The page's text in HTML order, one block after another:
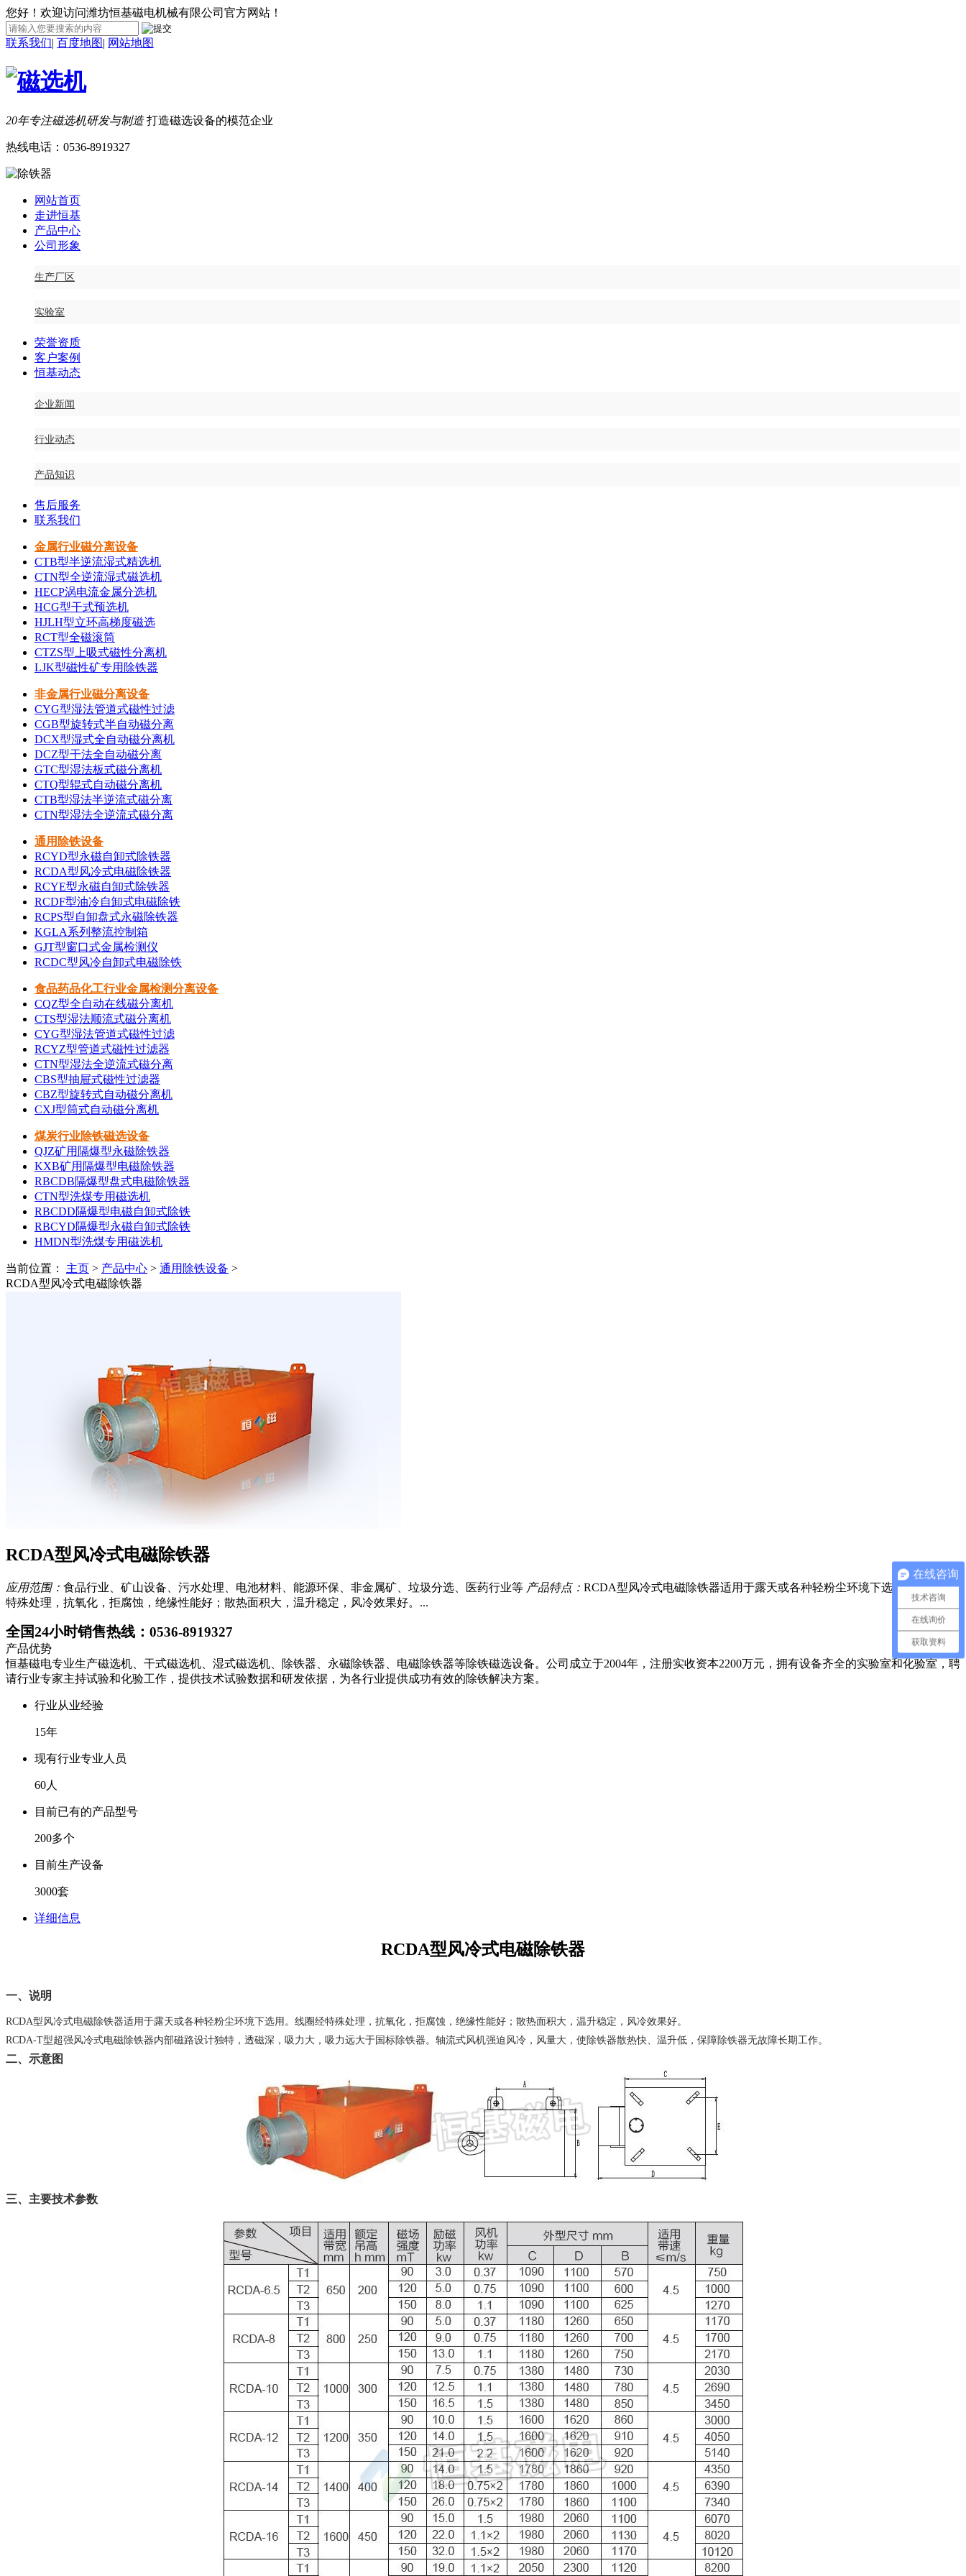
您好！欢迎访问潍坊恒基磁电机械有限公司官方网站！
联系我们| 百度地图| 网站地图
20年专注磁选机研发与制造 打造磁选设备的模范企业
热线电话： 0536-8919327
网站首页
走进恒基
产品中心
公司形象
生产厂区
实验室
荣誉资质
客户案例
恒基动态
企业新闻
行业动态
产品知识
售后服务
联系我们
金属行业磁分离设备
CTB型半逆流湿式精选机
CTN型全逆流湿式磁选机
HECP涡电流金属分选机
HCG型干式预选机
HJLH型立环高梯度磁选
RCT型全磁滚筒
CTZS型上吸式磁性分离机
LJK型磁性矿专用除铁器
非金属行业磁分离设备
CYG型湿法管道式磁性过滤
CGB型旋转式半自动磁分离
DCX型湿式全自动磁分离机
DCZ型干法全自动磁分离
GTC型湿法板式磁分离机
CTQ型辊式自动磁分离机
CTB型湿法半逆流式磁分离
CTN型湿法全逆流式磁分离
通用除铁设备
RCYD型永磁自卸式除铁器
RCDA型风冷式电磁除铁器
RCYE型永磁自卸式除铁器
RCDF型油冷自卸式电磁除铁
RCPS型自卸盘式永磁除铁器
KGLA系列整流控制箱
GJT型窗口式金属检测仪
RCDC型风冷自卸式电磁除铁
食品药品化工行业金属检测分离设备
CQZ型全自动在线磁分离机
CTS型湿法顺流式磁分离机
CYG型湿法管道式磁性过滤
RCYZ型管道式磁性过滤器
CTN型湿法全逆流式磁分离
CBS型抽屉式磁性过滤器
CBZ型旋转式自动磁分离机
CXJ型筒式自动磁分离机
煤炭行业除铁磁选设备
QJZ矿用隔爆型永磁除铁器
KXB矿用隔爆型电磁除铁器
RBCDB隔爆型盘式电磁除铁器
CTN型洗煤专用磁选机
RBCDD隔爆型电磁自卸式除铁
RBCYD隔爆型永磁自卸式除铁
HMDN型洗煤专用磁选机
当前位置： 主页 > 产品中心 > 通用除铁设备 >
RCDA型风冷式电磁除铁器
RCDA型风冷式电磁除铁器
应用范围： 食品行业、矿山设备、污水处理、电池材料、能源环保、非金属矿、垃圾分选、医药行业等 产品特点： RCDA型风冷式电磁除铁器适用于露天或各种轻粉尘环境下选用。线圈经
特殊处理，抗氧化，拒腐蚀，绝缘性能好；散热面积大，温升稳定，风冷效果好。...
全国24小时销售热线： 0536-8919327
产品优势
恒基磁电专业生产磁选机、干式磁选机、湿式磁选机、除铁器、永磁除铁器、电磁除铁器等除铁磁选设备。公司成立于2004年，注册实收资本2200万元，拥有设备齐全的实验室和化验室，聘
请行业专家主持试验和化验工作，提供技术试验数据和研发依据，为各行业提供成功有效的除铁解决方案。
行业从业经验
15年
现有行业专业人员
60人
目前已有的产品型号
200多个
目前生产设备
3000套
详细信息
RCDA型风冷式电磁除铁器
一、说明
RCDA型风冷式电磁除铁器适用于露天或各种轻粉尘环境下选用。线圈经特殊处理，抗氧化，拒腐蚀，绝缘性能好；散热面积大，温升稳定，风冷效果好。
RCDA-T型超强风冷式电磁除铁器内部磁路设计独特，透磁深，吸力大，吸力远大于国标除铁器。轴流式风机强迫风冷，风量大，使除铁器散热快、温升低，保障除铁器无故障长期工作。
二、示意图
三、主要技术参数
在线咨询
技术咨询
在线询价
获取资料